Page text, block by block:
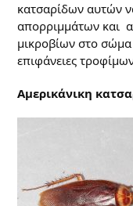
κατσαρίδων αυτών
απορριμμάτων και
μικροβίων στο
επιφάνειες
Αμερικάνικη